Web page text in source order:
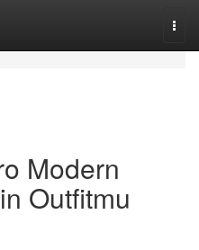
Modern
Outfitmu